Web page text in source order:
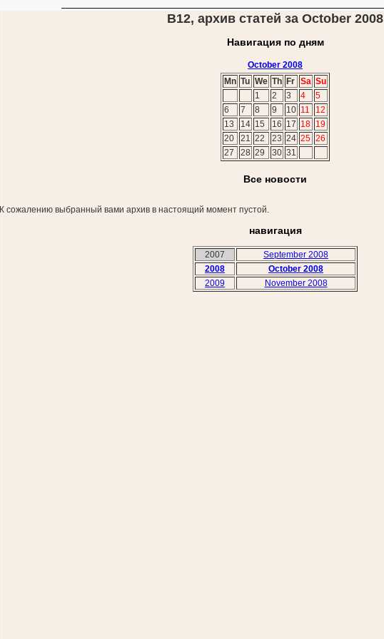
В12, архив статей за October 2008
Навигация по дням
October 2008
Mn Tu We Th Fr Sa Su
1
2 3 4
5
6
7 8 9 10 11
12
13
14 15 16 17 18 19
20
21 22 23 24 25 26
27
28 29 30 31
Все новости
К сожалению выбранный вами архив в настоящий момент пустой.
навигация
2007
September 2008
2008
October 2008
2009
November 2008